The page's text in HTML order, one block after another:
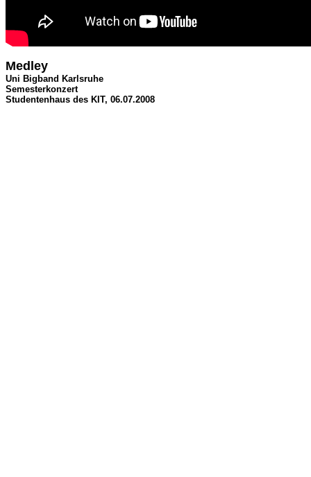
Medley
Uni Bigband Karlsruhe
Semesterkonzert
Studentenhaus des KIT, 06.07.2008